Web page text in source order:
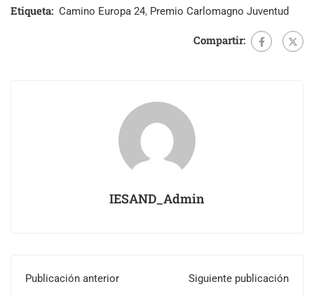
Etiqueta: Camino Europa 24, Premio Carlomagno Juventud
Compartir:
IESAND_Admin
Publicación anterior Siguiente publicación